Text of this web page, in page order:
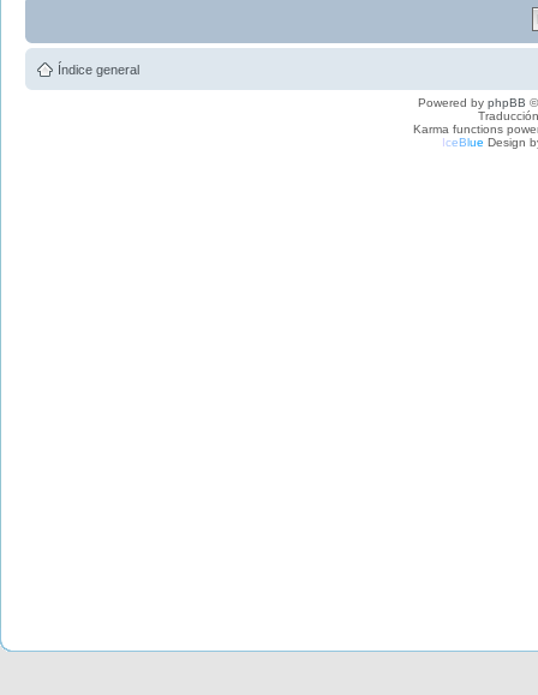
Índice general
Powered by phpBB
Karma functions
IceBlue Design